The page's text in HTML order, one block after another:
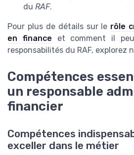
du RAF.
Pour plus de détails sur le rôle
en finance et comment il
responsabilités du RAF, explorez
Compétences
un responsable
financier
Compétences
exceller dans le métier